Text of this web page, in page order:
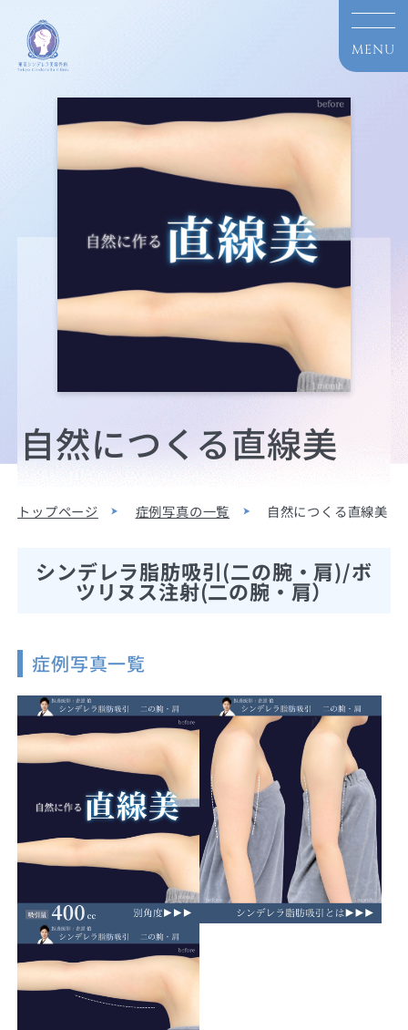
自然につくる直線美
トップページ 症例写真の一覧 自然につくる直線美
シンデレラ脂肪吸引(二の腕・肩)/ボ
ツリヌス注射(二の腕・肩）
症例写真一覧